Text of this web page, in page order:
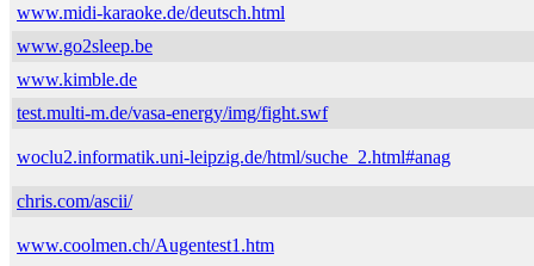
www.midi-karaoke.de/deutsch.html
www.go2sleep.be
www.kimble.de
test.multi-m.de/vasa-energy/img/fight.swf
woclu2.informatik.uni-leipzig.de/html/suche_2.html#anag
chris.com/ascii/
www.coolmen.ch/Augentest1.htm